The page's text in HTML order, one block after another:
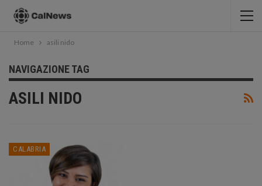
Home asili nido
NAVIGAZIONE TAG
ASILI NIDO
CALABRIA